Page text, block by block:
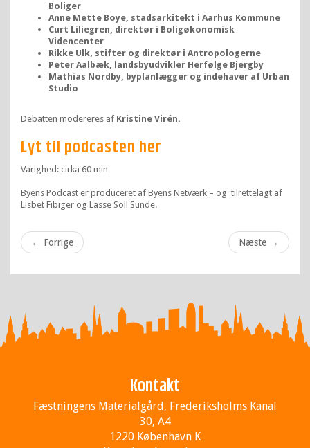
Boliger
Anne Mette Boye, stadsarkitekt i Aarhus Kommune
Curt Liliegren, direktør i Boligøkonomisk
Videncenter
Rikke Ulk, stifter og direktør i Antropologerne
Peter Aalbæk, landsbyudvikler Herfølge Bjergby
Mathias Nordby, byplanlægger og indehaver af Urban
Studio
Debatten modereres af Kristine Virén.
Lyt til podcasten her
Varighed: cirka 60 min
Byens Podcast er produceret af Byens Netværk – og tilrettelagt af
Lisbet Fibiger og Lasse Soll Sunde.
← Forrige Næste →
Kontakt
Fæstningens Materialgård, Frederiksholms Kanal
30, A4
1220 København K